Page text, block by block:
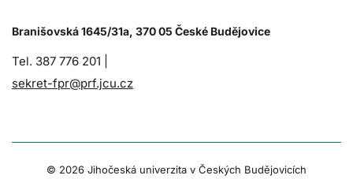
Branišovská 1645/31a, 370 05 České Budějovice
Tel. 387 776 201 |
sekret-fpr@prf.jcu.cz
© 2026 Jihočeská univerzita v Českých Budějovicích